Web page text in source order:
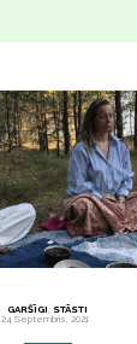
GARŠĪGI, STĀSTI
24 Septembris, 2021